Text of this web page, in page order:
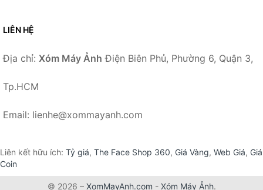
LIÊN HỆ
Địa chỉ: Xóm Máy Ảnh Điện Biên Phủ, Phường 6, Quận 3,
Tp.HCM
Email: lienhe@xommayanh.com
Liên kết hữu ích: Tỷ giá, The Face Shop 360, Giá Vàng, Web Giá, Giá
Coin
© 2026 – XomMayAnh.com - Xóm Máy Ảnh.